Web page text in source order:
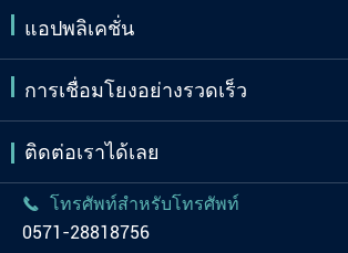
แอปพลิเคชั่น
การเชื่อมโยงอย่างรวดเร็ว
ติดต่อเราได้เลย

โทรศัพท์สำหรับโทรศัพท์
0571-28818756